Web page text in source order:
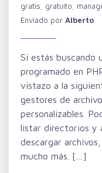
gratis
gratuito
Enviado por Alberto
Si estás buscando
programado en
vistazo a la
gestores de
personalizables.
listar directorios y
descargar
mucho más. […]